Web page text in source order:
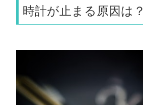
時計が止まる原因は？